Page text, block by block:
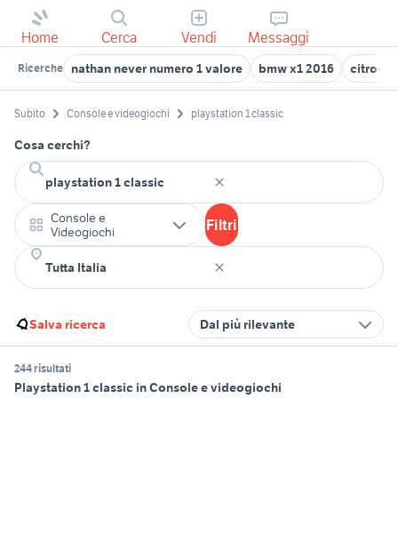
Home Cerca Vendi Messaggi
Ricerche nathan never numero 1 valore bmw x1 2016 citroen
Subito Console e videogiochi playstation 1 classic
Cosa cerchi?
Console e
Videogiochi
Filtri
Salva ricerca Dal più rilevante
244 risultati
Playstation 1 classic in Console e videogiochi